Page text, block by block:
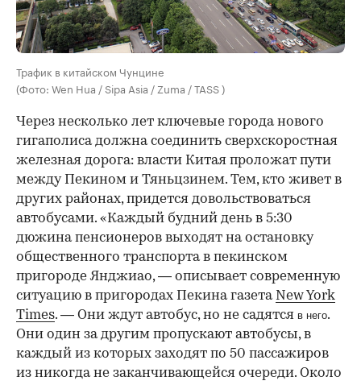
Трафик в китайском Чунцине
(Фото: Wen Hua / Sipa Asia / Zuma / TASS )
Через несколько лет ключевые города нового
гигаполиса должна соединить сверхскоростная
железная дорога: власти Китая проложат пути
между Пекином и Тяньцзинем. Тем, кто живет в
других районах, придется довольствоваться
автобусами. «Каждый будний день в 5:30
дюжина пенсионеров выходят на остановку
общественного транспорта в пекинском
пригороде Янджиао, — описывает современную
ситуацию в пригородах Пекина газета New York
Times. — Они ждут автобус, но не садятся в него.
Они один за другим пропускают автобусы, в
каждый из которых заходят по 50 пассажиров
из никогда не заканчивающейся очереди. Около